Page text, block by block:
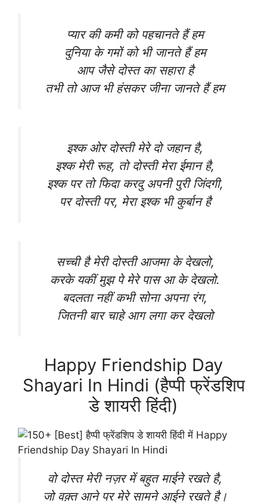
प्यार की कमी को पहचानते हैं हम
दुनिया के गमों को भी जानते हैं हम
आप जैसे दोस्त का सहारा है
तभी तो आज भी हंसकर जीना जानते हैं हम
इश्क ओर दोस्ती मेरे दो जहान है,
इश्क मेरी रूह, तो दोस्ती मेरा ईमान है,
इश्क पर तो फिदा करदु अपनी पुरी जिंदगी,
पर दोस्ती पर, मेरा इश्क भी कुर्बान है
सच्ची है मेरी दोस्ती आजमा के देखलो,
करके यकीं मुझ पे मेरे पास आ के देखलो.
बदलता नहीं कभी सोना अपना रंग,
जितनी बार चाहे आग लगा कर देखलो
Happy Friendship Day
Shayari In Hindi (हैप्पी फ्रेंडशिप
डे शायरी हिंदी)
वो दोस्त मेरी नज़र में बहुत माईने रखते है,
जो वक़्त आने पर मेरे सामने आईने रखते है।